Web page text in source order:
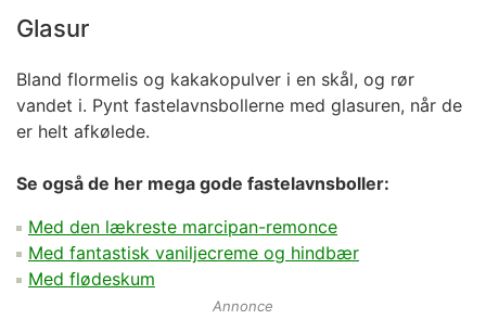
Glasur
Bland flormelis og kakakopulver i en skål, og rør
vandet i. Pynt fastelavnsbollerne med glasuren, når de
er helt afkølede.
Se også de her mega gode fastelavnsboller:
Med den lækreste marcipan-remonce
Med fantastisk vaniljecreme og hindbær
Med flødeskum
Annonce